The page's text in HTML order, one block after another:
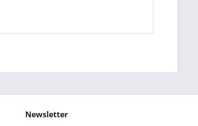
Newsletter